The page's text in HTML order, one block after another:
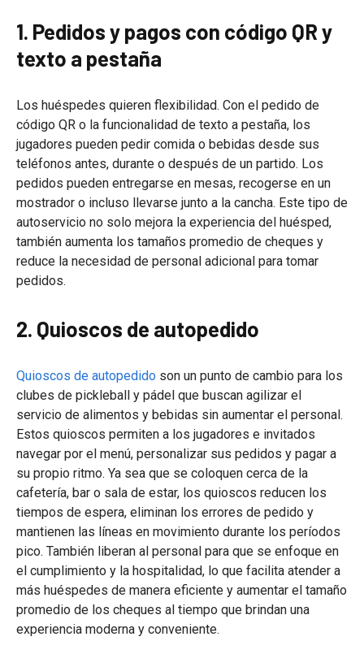
1. Pedidos y pagos con código QR y
texto a pestaña
Los huéspedes quieren flexibilidad. Con el pedido de
código QR o la funcionalidad de texto a pestaña, los
jugadores pueden pedir comida o bebidas desde sus
teléfonos antes, durante o después de un partido. Los
pedidos pueden entregarse en mesas, recogerse en un
mostrador o incluso llevarse junto a la cancha. Este tipo de
autoservicio no solo mejora la experiencia del huésped,
también aumenta los tamaños promedio de cheques y
reduce la necesidad de personal adicional para tomar
pedidos.
2. Quioscos de autopedido
Quioscos de autopedido son un punto de cambio para los
clubes de pickleball y pádel que buscan agilizar el
servicio de alimentos y bebidas sin aumentar el personal.
Estos quioscos permiten a los jugadores e invitados
navegar por el menú, personalizar sus pedidos y pagar a
su propio ritmo. Ya sea que se coloquen cerca de la
cafetería, bar o sala de estar, los quioscos reducen los
tiempos de espera, eliminan los errores de pedido y
mantienen las líneas en movimiento durante los períodos
pico. También liberan al personal para que se enfoque en
el cumplimiento y la hospitalidad, lo que facilita atender a
más huéspedes de manera eficiente y aumentar el tamaño
promedio de los cheques al tiempo que brindan una
experiencia moderna y conveniente.